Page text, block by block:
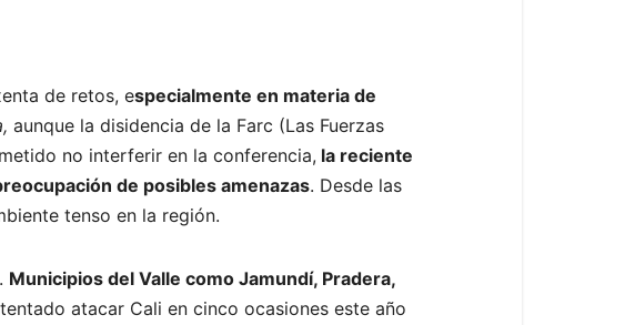
de retos, especialmente en materia de
aunque la disidencia de la Farc (Las Fuerzas
no interferir en la conferencia, la reciente
de posibles amenazas. Desde las
tenso en la región.
Municipios del Valle como Jamundí, Pradera,
atacar Cali en cinco ocasiones este año